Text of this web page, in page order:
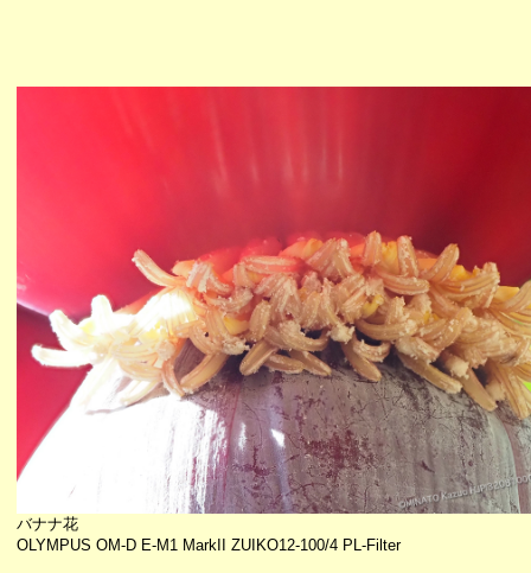
バナナ花
OLYMPUS OM-D E-M1 MarkII ZUIKO12-100/4 PL-Filter